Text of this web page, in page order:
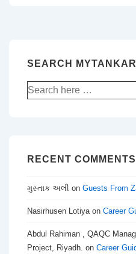
SEARCH
Search
for:
RECENT COMMENTS
મુસ્તાક અલી on Guests From
Nasirhusen Lotiyaon Career
Abdul Rahiman , QAQC
Project, Riyadh. on Career